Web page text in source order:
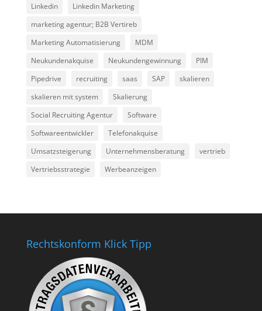
Linkedin
Linkedin Marketing
marketing agentur; B2B Vertireb
Marketing Automatisierung
MDM
Neukundenakquise
Neukundengewinnung
PIM
Pipedrive
recruiting saas SAP
skalieren
skalieren mit system
Skalierung
Social Recruiting Agentur
Software
Softwareentwickler
Telefonakquise
Umsatzsteigerung
Unternehmensberatung
vertrieb
Vertriebsstrategie
Werbeanzeigen
Rechtskonform Klick Tipp